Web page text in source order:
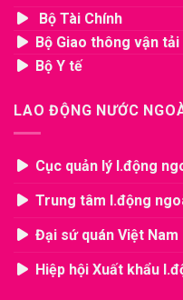
Bộ Tài Chính
Bộ Giao thông vận tải
Bộ Y tế
LAO ĐỘNG NƯỚC
Cục quản lý l.động
Trung tâm l.động
Đại sứ quán Việt Nam
Hiệp hội Xuất khẩu